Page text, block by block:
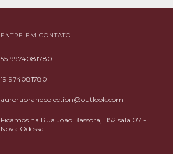
ENTRE EM CONTATO
5519974081780
19 974081780
aurorabrandcolection@outlook.com
Ficamos na Rua João Bassora, 1152 sala 07 -
Nova Odessa.